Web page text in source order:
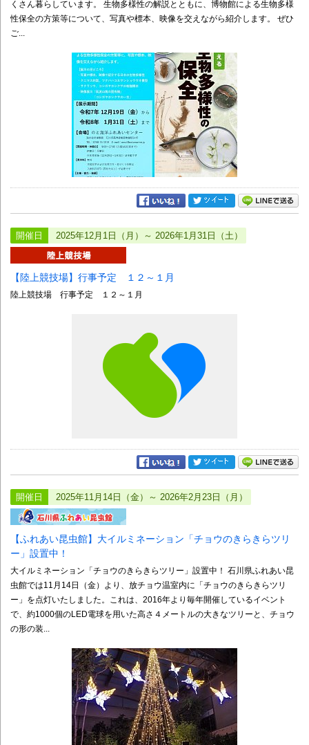
くさん暮らしています。 生物多様性の解説とともに、博物館による生物多様
性保全の方策等について、写真や標本、映像を交えながら紹介します。 ぜひ
ご...
開催日 2025年12月1日（月）～ 2026年1月31日（土）
【陸上競技場】行事予定 １２～１月
陸上競技場 行事予定 １２～１月
開催日 2025年11月14日（金）～ 2026年2月23日（月）
【ふれあい昆虫館】大イルミネーション「チョウのきらきらツリ
ー」設置中！
大イルミネーション「チョウのきらきらツリー」設置中！ 石川県ふれあい昆
虫館では11月14日（金）より、放チョウ温室内に「チョウのきらきらツリ
ー」を点灯いたしました。これは、2016年より毎年開催しているイベント
で、約1000個のLED電球を用いた高さ４メートルの大きなツリーと、チョウ
の形の装...